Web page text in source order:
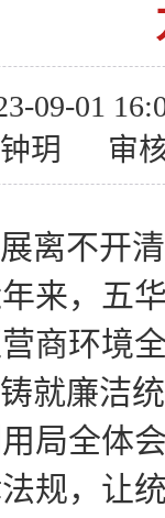
09-01
玥
审
离不开
来，五
商环境
就廉洁
局全体
规，让